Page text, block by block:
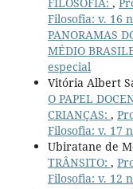
Filosofia: v. 16
PANORAMAS
MÉDIO
especial
Vitória Albert
O PAPEL
CRIANÇAS: ,
Filosofia: v. 17
Ubiratane de
TRÂNSITO: ,
Filosofia: v. 12